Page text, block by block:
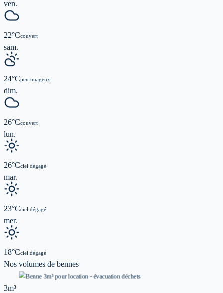
ven.
22°Ccouvert
sam.
24°Cpeu nuageux
dim.
26°Ccouvert
lun.
26°Cciel dégagé
mar.
23°Cciel dégagé
mer.
18°Cciel dégagé
Nos volumes de bennes
3m³